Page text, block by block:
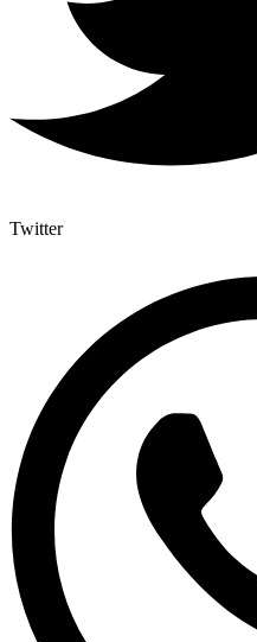
Twitter